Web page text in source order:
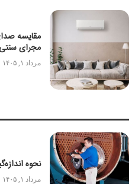
مقایسه
مجرای سنتی
مرداد ۱, ۱۴۰۵
نحوه
مرداد ۱, ۱۴۰۵